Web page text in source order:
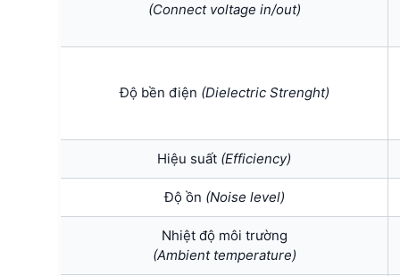
(Connect voltage in/out)
Độ bền điện (Dielectric Strenght)
Hiệu suất (Efficiency)
Độ ồn (Noise level)
Nhiệt độ môi trường
(Ambient temperature)